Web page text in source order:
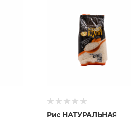
Рис НАТУРАЛЬНАЯ